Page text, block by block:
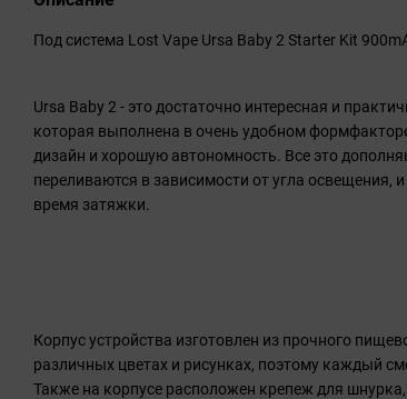
Под система Lost Vape Ursa Baby 2 Starter Kit
Ursa Baby 2 - это достаточно интересная и
которая выполнена в очень удобном
дизайн и хорошую автономность. Все это
переливаются в зависимости от угла освещения,
время затяжки.
Корпус устройства изготовлен из прочного
различных цветах и рисунках, поэтому каждый
Также на корпусе расположен крепеж для